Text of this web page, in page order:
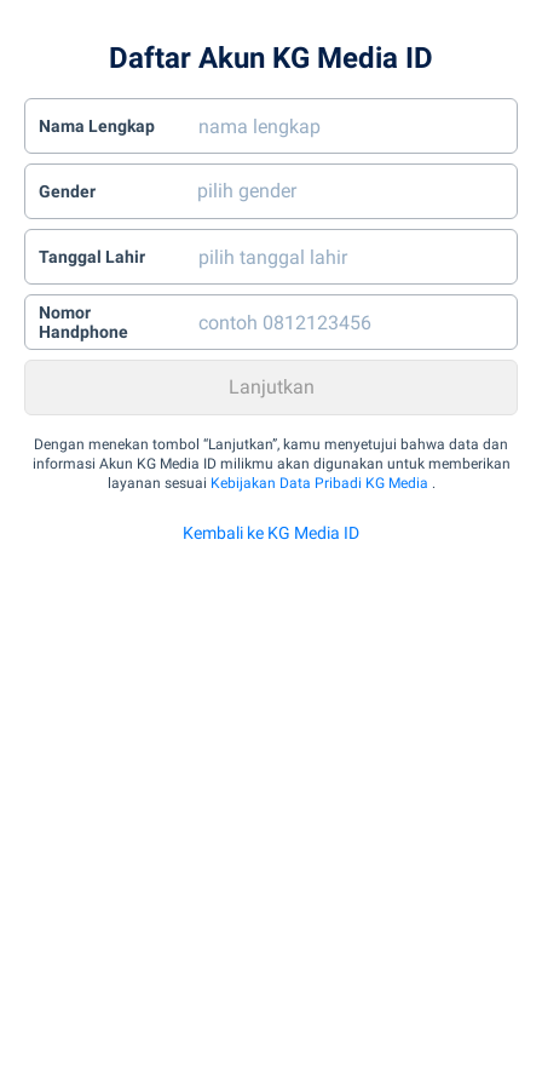
Daftar Akun KG Media ID
Nama Lengkap
Gender
Tanggal Lahir
Nomor
Handphone
Dengan menekan tombol “Lanjutkan”, kamu menyetujui bahwa data dan
informasi Akun KG Media ID milikmu akan digunakan untuk memberikan
layanan sesuai Kebijakan Data Pribadi KG Media .
Kembali ke KG Media ID